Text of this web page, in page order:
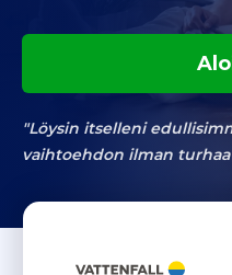
"Löysin itselleni
vaihtoehdon ilman turhaa